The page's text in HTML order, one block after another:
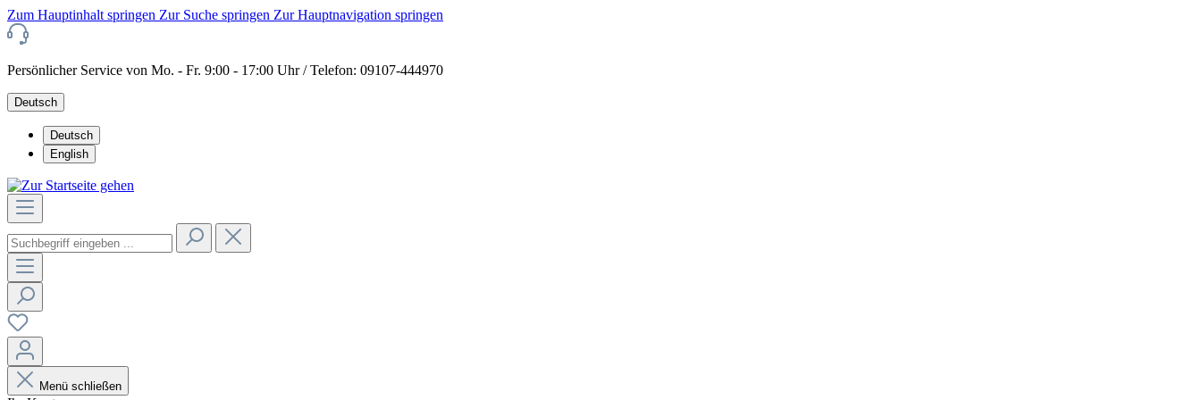
Zum Hauptinhalt springen Zur Suche springen Zur Hauptnavigation springen
Persönlicher Service von Mo. - Fr. 9:00 - 17:00 Uhr / Telefon: 09107-444970
Deutsch
Deutsch
English
Menü schließen